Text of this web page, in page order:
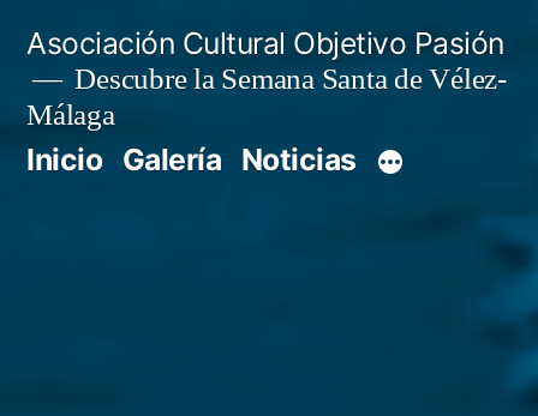
contenido
Asociación Cultural Objetivo Pasión
Descubre la Semana Santa de Vélez-
Málaga
Inicio Galería Noticias